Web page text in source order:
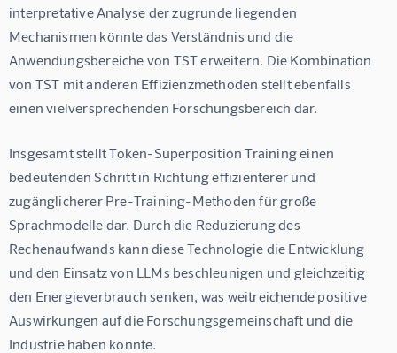
interpretative Analyse der zugrunde liegenden
Mechanismen könnte das Verständnis und die
Anwendungsbereiche von TST erweitern. Die Kombination
von TST mit anderen Effizienzmethoden stellt ebenfalls
einen vielversprechenden Forschungsbereich dar.
Insgesamt stellt Token-Superposition Training einen
bedeutenden Schritt in Richtung effizienterer und
zugänglicherer Pre-Training-Methoden für große
Sprachmodelle dar. Durch die Reduzierung des
Rechenaufwands kann diese Technologie die Entwicklung
und den Einsatz von LLMs beschleunigen und gleichzeitig
den Energieverbrauch senken, was weitreichende positive
Auswirkungen auf die Forschungsgemeinschaft und die
Industrie haben könnte.